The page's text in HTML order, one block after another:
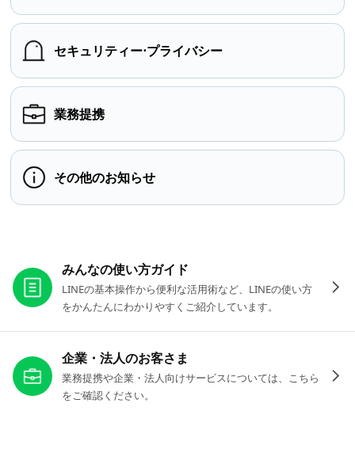
セキュリティー⋅プライバシー
業務提携
その他のお知らせ
みんなの使い方ガイド
LINEの基本操作から便利な活用術など、LINEの使い方
をかんたんにわかりやすくご紹介しています。
企業・法人のお客さま
業務提携や企業・法人向けサービスについては、こちら
をご確認ください。